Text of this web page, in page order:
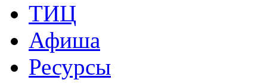
ТИЦ
Афиша
Ресурсы